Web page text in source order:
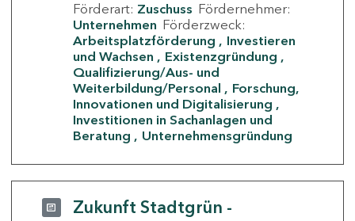
Förderart: Zuschuss Fördernehmer:
Unternehmen Förderzweck:
Arbeitsplatzförderung
Investieren
und Wachsen
Existenzgründung
Qualifizierung/Aus- und
Weiterbildung/Personal
Forschung,
Innovationen und Digitalisierung
Investitionen in Sachanlagen und
Beratung
Unternehmensgründung
Zukunft Stadtgrün -